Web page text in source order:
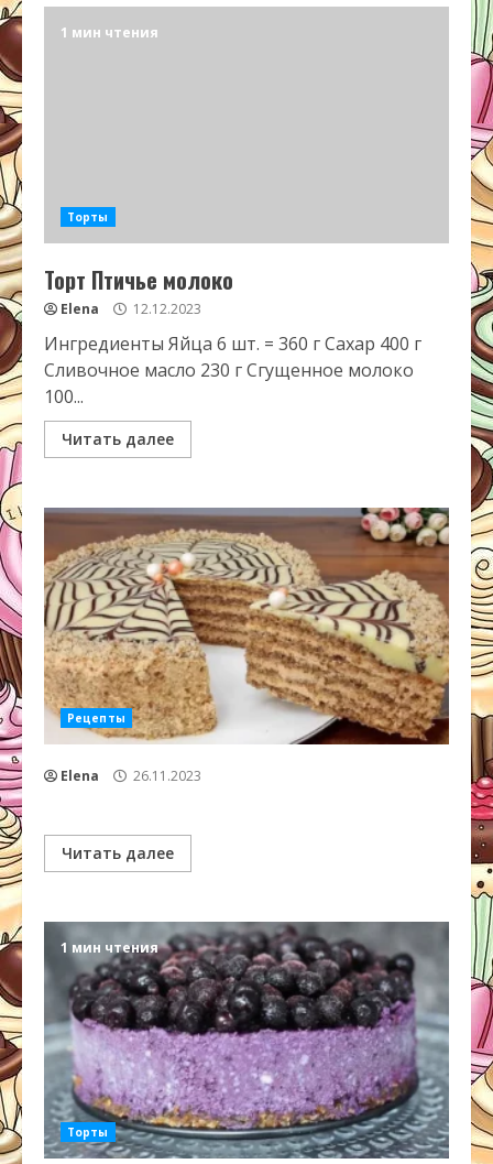
1 мин чтения
Торты
Торт Птичье молоко
Elena 12.12.2023
Ингредиенты Яйца 6 шт. = 360 г Сахар 400 г
Сливочное масло 230 г Сгущенное молоко
100...
Читать далее
Рецепты
Elena 26.11.2023
Читать далее
1 мин чтения
Торты